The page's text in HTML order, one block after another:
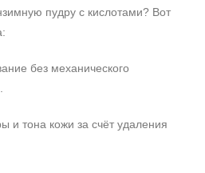
пудру с кислотами? Вот
без механического
и тона кожи за счёт удаления